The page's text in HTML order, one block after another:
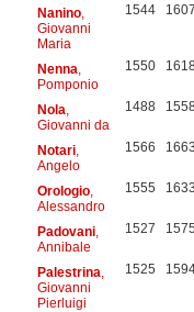
Nanino,
Giovanni
Maria
1544 1607
Nenna
Pomponio
1550
Nola
Giovanni da
1488
Notari,
Angelo
1566 1663
Orologio,
Alessandro
1555 1633
Padovani,
Annibale
1527 1575
Palestrina
Giovanni
Pierluigi
1525